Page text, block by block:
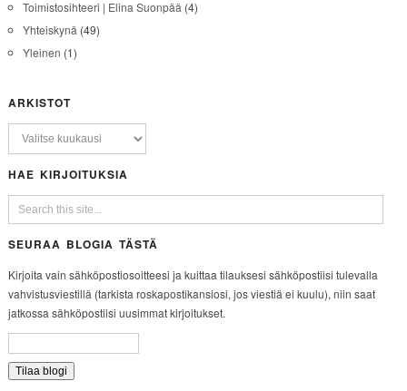
Toimistosihteeri | Elina Suonpää (4)
Yhteiskynä (49)
Yleinen (1)
ARKISTOT
HAE KIRJOITUKSIA
SEURAA BLOGIA TÄSTÄ
Kirjoita vain sähköpostiosoitteesi ja kuittaa tilauksesi sähköpostiisi tulevalla
vahvistusviestillä (tarkista roskapostikansiosi, jos viestiä ei kuulu), niin saat
jatkossa sähköpostiisi uusimmat kirjoitukset.